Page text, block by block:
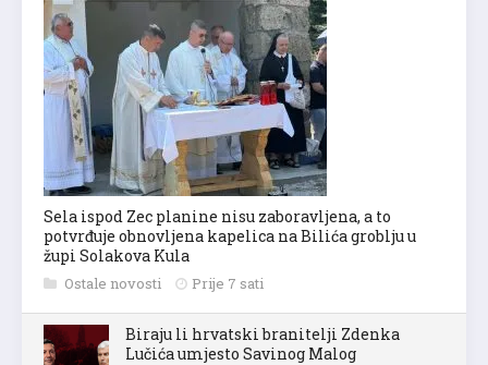
Sela ispod Zec planine nisu zaboravljena, a to
potvrđuje obnovljena kapelica na Bilića groblju u
župi Solakova Kula
Ostale novosti Prije 7 sati
Biraju li hrvatski branitelji Zdenka
Lučića umjesto Savinog Malog